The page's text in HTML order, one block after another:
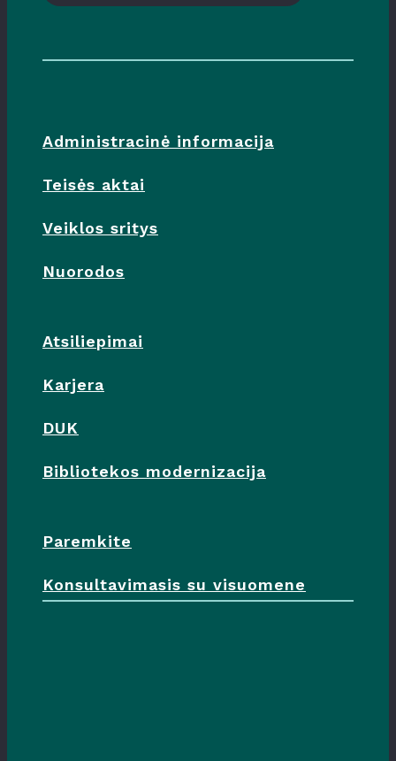
Administracinė informacija
Teisės aktai
Veiklos sritys
Nuorodos
Atsiliepimai
Karjera
DUK
Bibliotekos modernizacija
Paremkite
Konsultavimasis su visuomene